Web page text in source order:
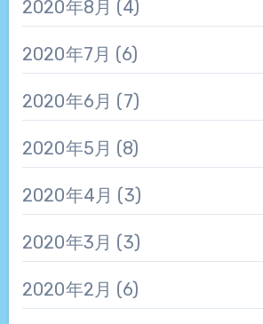
2020年8月 (4)
2020年7月 (6)
2020年6月 (7)
2020年5月 (8)
2020年4月 (3)
2020年3月 (3)
2020年2月 (6)